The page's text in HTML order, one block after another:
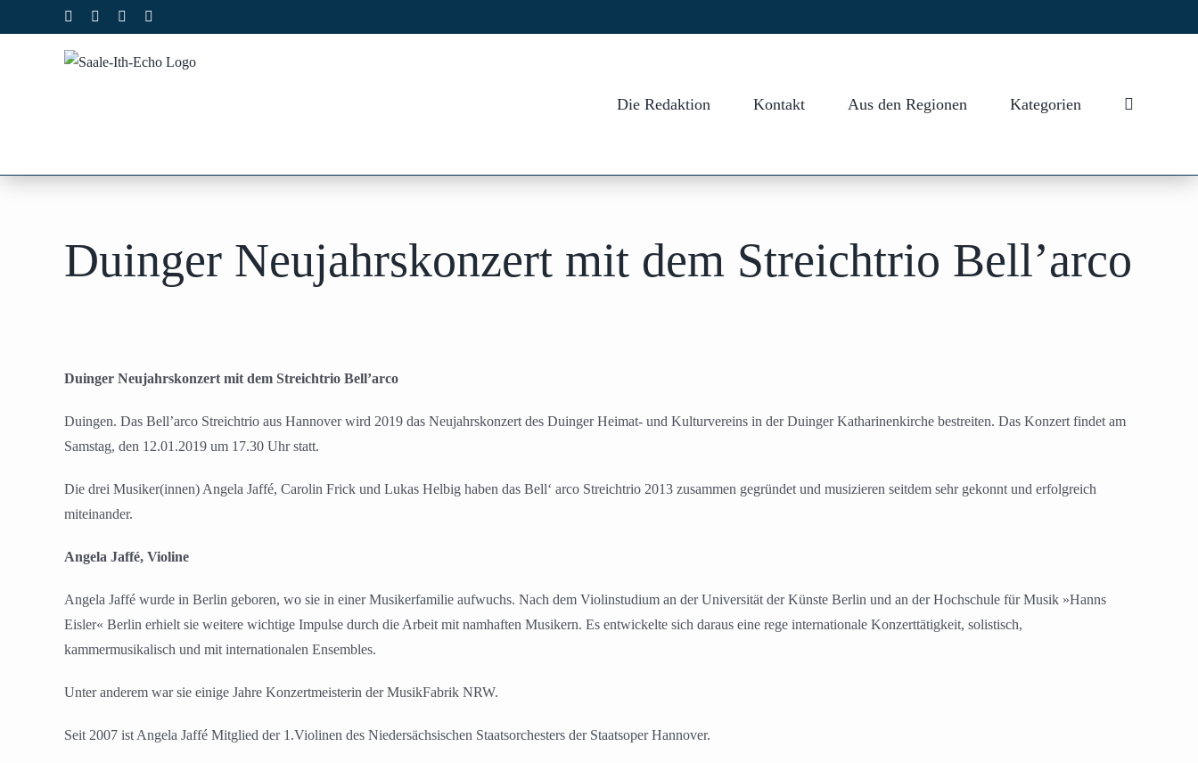
Inhalt
Facebook Instagram
Die Redaktion Kontakt Aus den Regionen Kategorien
Duinger Neujahrskonzert mit dem Streichtrio Bell’arco
Duinger Neujahrskonzert mit dem Streichtrio Bell’arco
Duingen. Das Bell’arco Streichtrio aus Hannover wird 2019 das Neujahrskonzert des Duinger Heimat- und Kulturvereins in der Duinger Katharinenkirche bestreiten. Das Konzert findet am
Samstag, den 12.01.2019 um 17.30 Uhr statt.
Die drei Musiker(innen) Angela Jaffé, Carolin Frick und Lukas Helbig haben das Bell‘ arco Streichtrio 2013 zusammen gegründet und musizieren seitdem sehr gekonnt und erfolgreich
miteinander.
Angela Jaffé, Violine
Angela Jaffé wurde in Berlin geboren, wo sie in einer Musikerfamilie aufwuchs. Nach dem Violinstudium an der Universität der Künste Berlin und an der Hochschule für Musik »Hanns
Eisler« Berlin erhielt sie weitere wichtige Impulse durch die Arbeit mit namhaften Musikern. Es entwickelte sich daraus eine rege internationale Konzerttätigkeit, solistisch,
kammermusikalisch und mit internationalen Ensembles.
Unter anderem war sie einige Jahre Konzertmeisterin der MusikFabrik NRW.
Seit 2007 ist Angela Jaffé Mitglied der 1.Violinen des Niedersächsischen Staatsorchesters der Staatsoper Hannover.